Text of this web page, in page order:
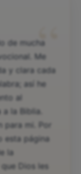
“
de mucha
Me
y clara cada
así he
al
la Biblia.
para mi. Por
esta página
la
Dios les